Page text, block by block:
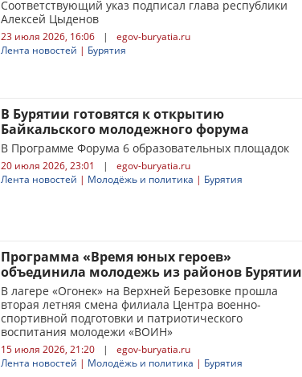
Соответствующий указ подписал глава республики
Алексей Цыденов
23 июля 2026, 16:06 |
egov-buryatia.ru
Лента новостей | Бурятия
В Бурятии готовятся к открытию
Байкальского молодежного форума
В Программе Форума 6 образовательных площадок
20 июля 2026, 23:01 |
egov-buryatia.ru
Лента новостей | Молодёжь и политика | Бурятия
Программа «Время юных героев»
объединила молодежь из районов Бурятии
В лагере «Огонек» на Верхней Березовке прошла
вторая летняя смена филиала Центра военно-
спортивной подготовки и патриотического
воспитания молодежи «ВОИН»
15 июля 2026, 21:20 |
egov-buryatia.ru
Лента новостей | Молодёжь и политика | Бурятия